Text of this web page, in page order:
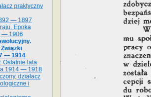
praktyczny
— 1897
Epoka
— 1906
— 1914
Ostatnie lata
1914 — 1918
działacz
i